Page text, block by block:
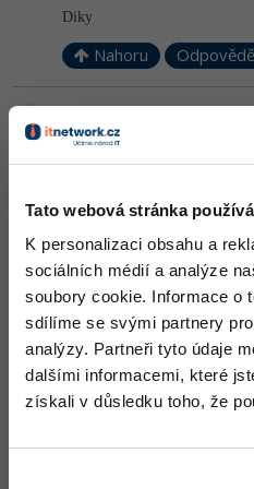
Tato webová stránka
K personalizaci obsahu a
sociálních médií a analýze
soubory cookie. Informace o
sdílíme se svými partnery
analýzy. Partneři tyto údaje
dalšími informacemi, které
získali v důsledku toho, že
Diky
Nahoru
David Hartinger
DB máš většinou pro celou
Nahoru
Odpovídá na David Hartinger
Neaktivní uživatel :
No to jo, myslel jsem to tak
to ráno a pospíchal
Když mám např. v DB
upload, nebo to musím vše
V MYSQL je to jednoduše
do databáze přes navicat, jak
Nahoru